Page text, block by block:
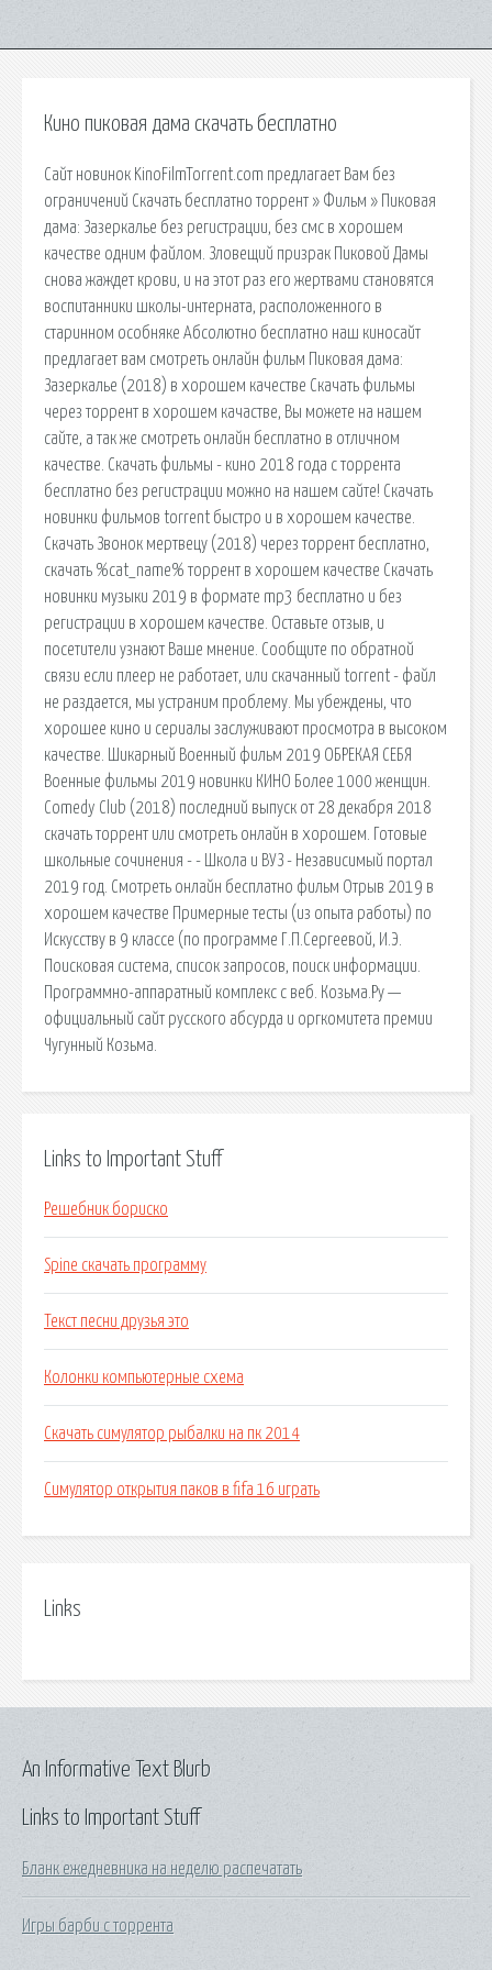
Кино пиковая дама скачать бесплатно
Сайт новинок KinoFilmTorrent.com предлагает Вам без
ограничений Скачать бесплатно торрент » Фильм » Пиковая
дама: Зазеркалье без регистрации, без смс в хорошем
качестве одним файлом. Зловещий призрак Пиковой Дамы
снова жаждет крови, и на этот раз его жертвами становятся
воспитанники школы-интерната, расположенного в
старинном особняке Абсолютно бесплатно наш киносайт
предлагает вам смотреть онлайн фильм Пиковая дама:
Зазеркалье (2018) в хорошем качестве Скачать фильмы
через торрент в хорошем качастве, Вы можете на нашем
сайте, а так же смотреть онлайн бесплатно в отличном
качестве. Скачать фильмы - кино 2018 года с торрента
бесплатно без регистрации можно на нашем сайте! Скачать
новинки фильмов torrent быстро и в хорошем качестве.
Скачать Звонок мертвецу (2018) через торрент бесплатно,
скачать %cat_name% торрент в хорошем качестве Скачать
новинки музыки 2019 в формате mp3 бесплатно и без
регистрации в хорошем качестве. Оставьте отзыв, и
посетители узнают Ваше мнение. Сообщите по обратной
связи если плеер не работает, или скачанный torrent - файл
не раздается, мы устраним проблему. Мы убеждены, что
хорошее кино и сериалы заслуживают просмотра в высоком
качестве. Шикарный Военный фильм 2019 ОБРЕКАЯ СЕБЯ
Военные фильмы 2019 новинки КИНО Более 1000 женщин.
Comedy Club (2018) последний выпуск от 28 декабря 2018
скачать торрент или смотреть онлайн в хорошем. Готовые
школьные сочинения - - Школа и ВУЗ - Независимый портал
2019 год. Смотреть онлайн бесплатно фильм Отрыв 2019 в
хорошем качестве Примерные тесты (из опыта работы) по
Искусству в 9 классе (по программе Г.П.Сергеевой, И.Э.
Поисковая сиcтема, список запросов, поиск информации.
Программно-аппаратный комплекс с веб. Козьма.Ру —
официальный сайт русского абсурда и оргкомитета премии
Чугунный Козьма.
Links to Important Stuff
Решебник бориско
Spine скачать программу
Текст песни друзья это
Колонки компьютерные схема
Скачать симулятор рыбалки на пк 2014
Симулятор открытия паков в fifa 16 играть
Links
Links to Important Stuff
Бланк ежедневника на неделю распечатать
Игры барби с торрента
An Informative Text Blurb